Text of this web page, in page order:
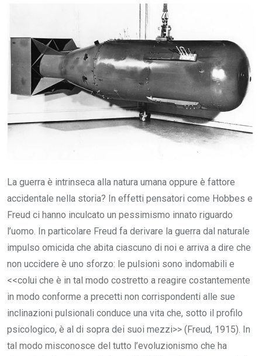
La guerra è intrinseca alla natura umana oppure è fattore
accidentale nella storia? In effetti pensatori come Hobbes e
Freud ci hanno inculcato un pessimismo innato riguardo
l’uomo. In particolare Freud fa derivare la guerra dal naturale
impulso omicida che abita ciascuno di noi e arriva a dire che
non uccidere è uno sforzo: le pulsioni sono indomabili e
<<colui che è in tal modo costretto a reagire costantemente
in modo conforme a precetti non corrispondenti alle sue
inclinazioni pulsionali conduce una vita che, sotto il profilo
psicologico, è al di sopra dei suoi mezzi>> (Freud, 1915). In
tal modo misconosce del tutto l’evoluzionismo che ha